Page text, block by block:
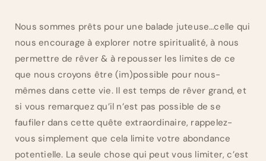
Nous sommes prêts pour une balade juteuse…celle qui
nous encourage à explorer notre spiritualité, à nous
permettre de rêver & à repousser les limites de ce
que nous croyons être (im)possible pour nous-
mêmes dans cette vie. Il est temps de rêver grand, et
si vous remarquez qu’il n’est pas possible de se
faufiler dans cette quête extraordinaire, rappelez-
vous simplement que cela limite votre abondance
potentielle. La seule chose qui peut vous limiter, c’est